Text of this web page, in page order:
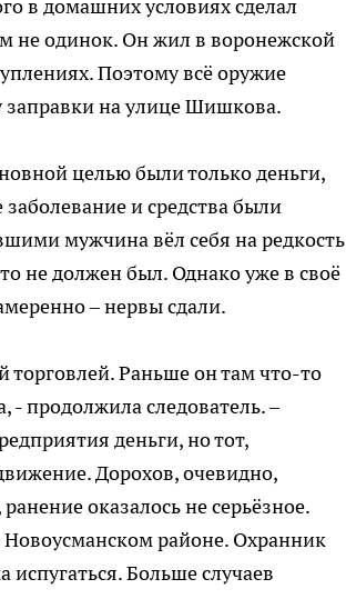
в домашних условиях сделал
не одинок. Он жил в воронежской
Поэтому всё оружие
заправки на улице Шишкова.
целью были только деньги,
и средства были
мужчина вёл себя на редкость
не должен был. Однако уже в своё
– нервы сдали.
торговлей. Раньше он там что-то
- продолжила следователь. –
деньги, но тот,
Дорохов, очевидно,
оказалось не серьёзное.
Новоусманском районе. Охранник
испугаться. Больше случаев